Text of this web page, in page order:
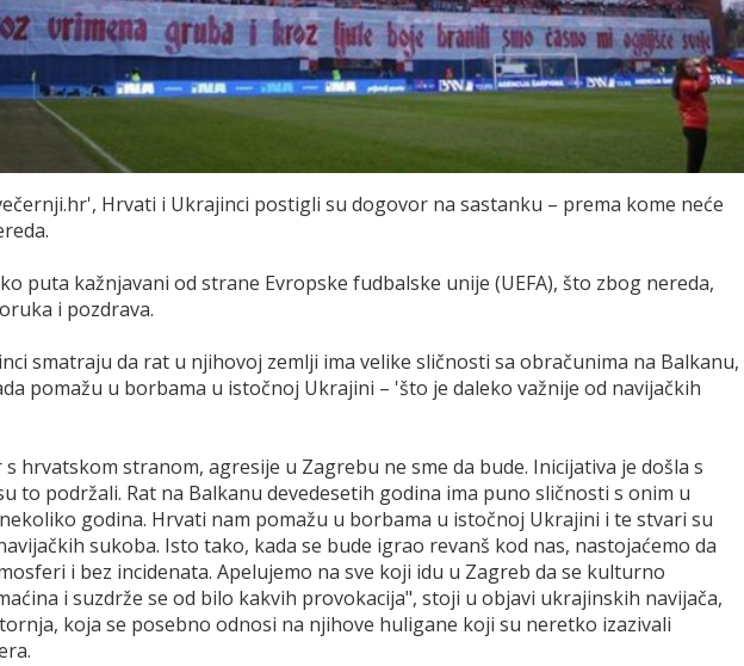
Hrvati i Ukrajinci postigli su dogovor na sastanku – prema kome neće
puta kažnjavani od strane Evropske fudbalske unije (UEFA), što zbog nereda,
i pozdrava.
smatraju da rat u njihovoj zemlji ima velike sličnosti sa obračunima na Balkanu,
pomažu u borbama u istočnoj Ukrajini – 'što je daleko važnije od navijačkih
hrvatskom stranom, agresije u Zagrebu ne sme da bude. Inicijativa je došla s
to podržali. Rat na Balkanu devedesetih godina ima puno sličnosti s onim u
godina. Hrvati nam pomažu u borbama u istočnoj Ukrajini i te stvari su
sukoba. Isto tako, kada se bude igrao revanš kod nas, nastojaćemo da
i bez incidenata. Apelujemo na sve koji idu u Zagreb da se kulturno
i suzdrže se od bilo kakvih provokacija", stoji u objavi ukrajinskih navijača,
koja se posebno odnosi na njihove huligane koji su neretko izazivali